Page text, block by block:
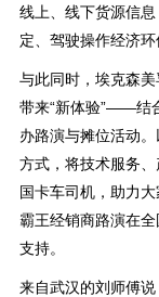
线上、线下货源信
定、驾驶操作经济
与此同时，埃克森
带来“新体验”——结
办路演与摊位活动
方式，将技术服务
国卡车司机，助力
霸王经销商路演在
支持。
来自武汉的刘师傅